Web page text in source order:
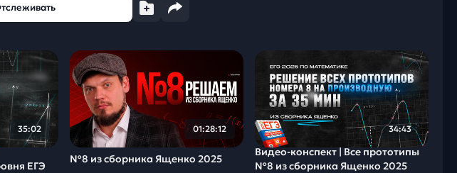
35:02
ЕГЭ
01:28:12
№8 из сборника Ященко 2025
34:43
Видео-конcпект | Все прототипы
№8 из сборника Ященко 2025